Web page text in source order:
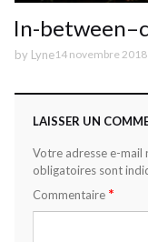
In-
by Lyne14 novembre 2018
LAISSER UN
Votre adresse e-mail
obligatoires sont
Commentaire *